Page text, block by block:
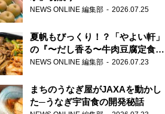
NEWS ONLINE 編集部 2026.07.25
夏帆もびっくり！？「やよい軒」
の『〜だし香る〜牛肉豆腐定食』
が香り高すぎる
NEWS ONLINE 編集部 2026.07.23
まちのうなぎ屋がJAXAを動かし
た─うなぎ宇宙食の開発秘話